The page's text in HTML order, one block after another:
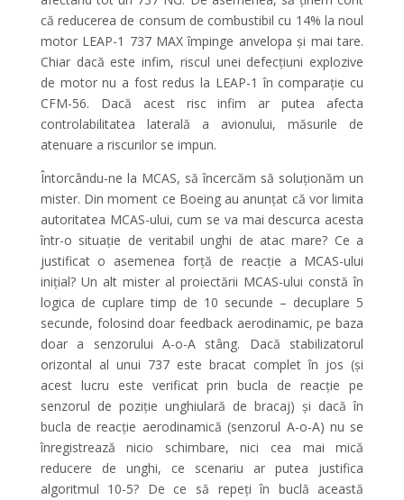
că reducerea de consum de combustibil cu 14% la noul
motor LEAP-1 737 MAX împinge anvelopa și mai tare.
Chiar dacă este infim, riscul unei defecțiuni explozive
de motor nu a fost redus la LEAP-1 în comparație cu
CFM-56. Dacă acest risc infim ar putea afecta
controlabilitatea laterală a avionului, măsurile de
atenuare a riscurilor se impun.
Întorcându-ne la MCAS, să încercăm să soluționăm un
mister. Din moment ce Boeing au anunțat că vor limita
autoritatea MCAS-ului, cum se va mai descurca acesta
într-o situație de veritabil unghi de atac mare? Ce a
justificat o asemenea forță de reacție a MCAS-ului
inițial? Un alt mister al proiectării MCAS-ului constă în
logica de cuplare timp de 10 secunde – decuplare 5
secunde, folosind doar feedback aerodinamic, pe baza
doar a senzorului A-o-A stâng. Dacă stabilizatorul
orizontal al unui 737 este bracat complet în jos (și
acest lucru este verificat prin bucla de reacție pe
senzorul de poziție unghiulară de bracaj) și dacă în
bucla de reacție aerodinamică (senzorul A-o-A) nu se
înregistrează nicio schimbare, nici cea mai mică
reducere de unghi, ce scenariu ar putea justifica
algoritmul 10-5? De ce să repeți în buclă această